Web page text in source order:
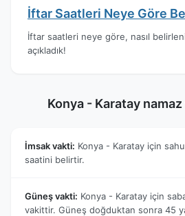
İftar Saatleri Neye Göre
İftar saatleri neye göre, nasıl
açıkladık!
Konya - Karatay
İmsak vakti: Konya - Karatay için
saatini belirtir.
Güneş vakti: Konya - Karatay için
vakittir. Güneş doğduktan sonra 45